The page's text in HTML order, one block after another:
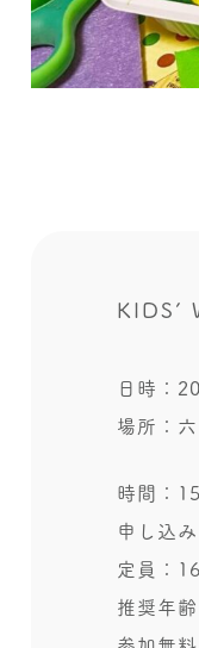
KIDS’
日時：
場所：
時間：
申し込
定員：
推奨年